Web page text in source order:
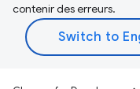
contenir des erreurs.